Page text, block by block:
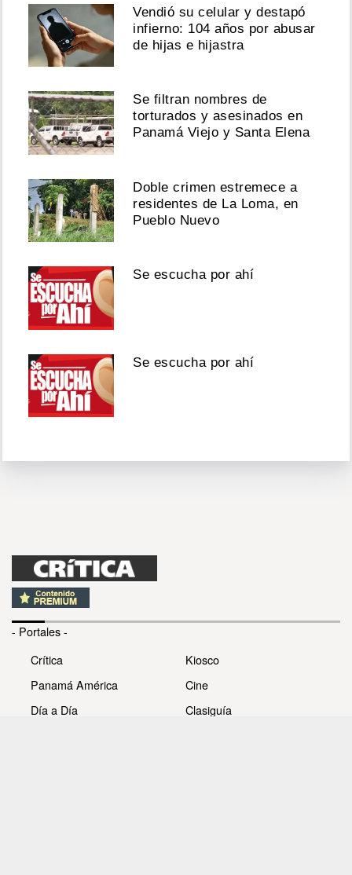
Vendió su celular y destapó
infierno: 104 años por abusar
de hijas e hijastra
Se filtran nombres de
torturados y asesinados en
Panamá Viejo y Santa Elena
Doble crimen estremece a
residentes de La Loma, en
Pueblo Nuevo
Se escucha por ahí
Se escucha por ahí
- Portales -
Crítica
Panamá América
Día a Día
Kiosco
Cine
Clasiguía